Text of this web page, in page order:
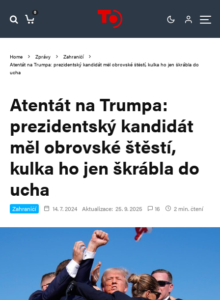
0
Home Zprávy
Zahraničí
Atentát na Trumpa: prezidentský kandidát měl obrovské štěstí, kulka ho jen škrábla do
ucha
Atentát na Trumpa:
prezidentský kandidát
měl obrovské štěstí,
kulka ho jen škrábla do
ucha
Zahraničí 14. 7. 2024 Aktualizace: 25. 9. 2025 16 2 min. čtení